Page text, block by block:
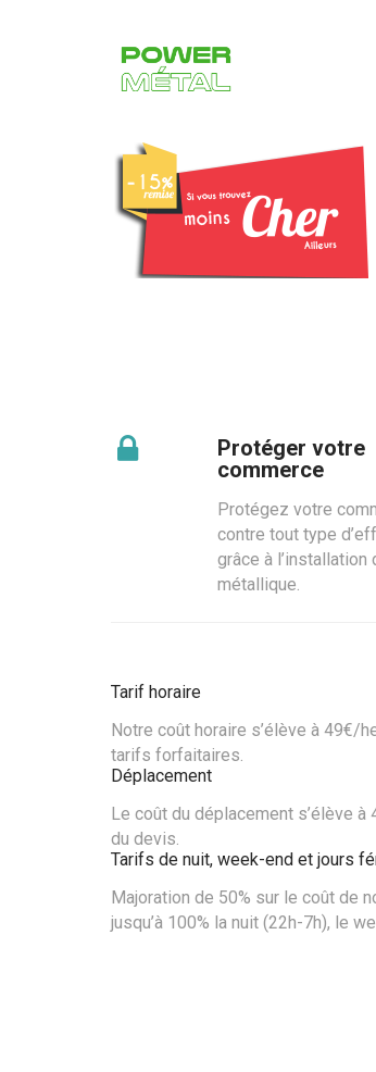
Protéger votre
commerce
Protégez votre
contre tout type
grâce à l’installation
métallique.
Tarif horaire
Notre coût horaire s’élève à 49€/
tarifs forfaitaires.
Déplacement
Le coût du déplacement s’élève
du devis.
Tarifs de nuit, week-end et jours
Majoration de 50% sur le coût de
jusqu’à 100% la nuit (22h-7h), le